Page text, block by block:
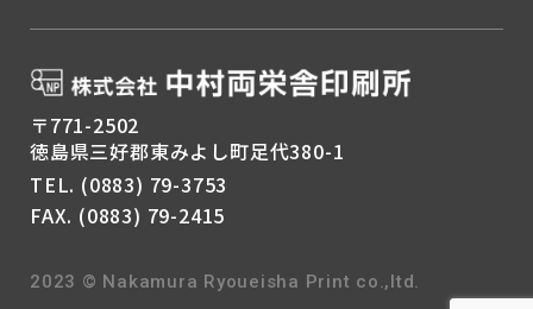
〒771-2502
徳島県三好郡東みよし町足代380-1
TEL. (0883) 79-3753
FAX. (0883) 79-2415
2023 © Nakamura Ryoueisha Print co.,ltd.